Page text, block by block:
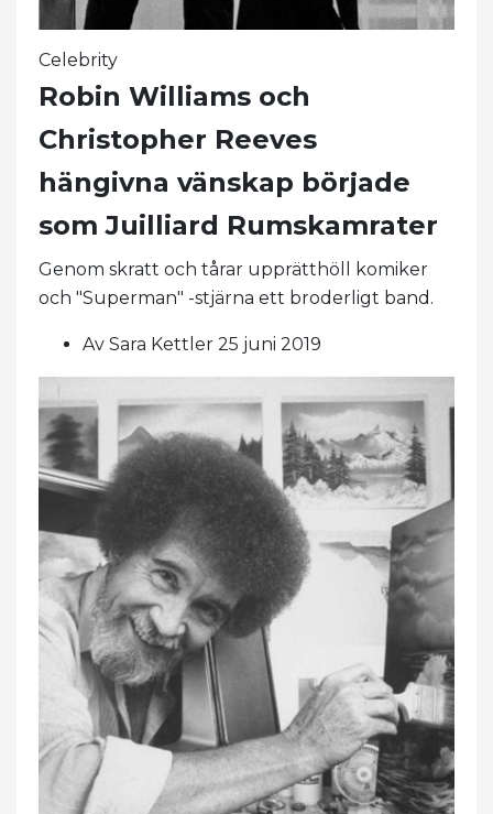
Celebrity
Robin Williams och
Christopher Reeves
hängivna vänskap började
som Juilliard Rumskamrater
Genom skratt och tårar upprätthöll komiker
och "Superman" -stjärna ett broderligt band.
Av Sara Kettler 25 juni 2019